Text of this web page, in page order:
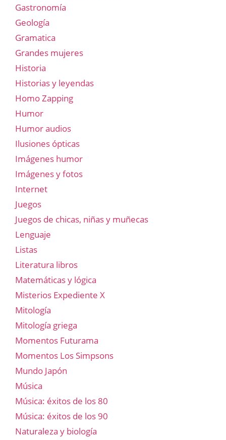
Gastronomía
Geología
Gramatica
Grandes mujeres
Historia
Historias y leyendas
Homo Zapping
Humor
Humor audios
Ilusiones ópticas
Imágenes humor
Imágenes y fotos
Internet
Juegos
Juegos de chicas, niñas y muñecas
Lenguaje
Listas
Literatura libros
Matemáticas y lógica
Misterios Expediente X
Mitología
Mitología griega
Momentos Futurama
Momentos Los Simpsons
Mundo Japón
Música
Música: éxitos de los 80
Música: éxitos de los 90
Naturaleza y biología